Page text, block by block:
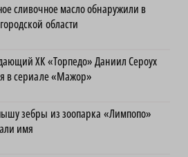
сливочное масло обнаружили в
области
ХК «Торпедо» Даниил Сероух
в сериале «Мажор»
зебры из зоопарка «Лимпопо»
имя